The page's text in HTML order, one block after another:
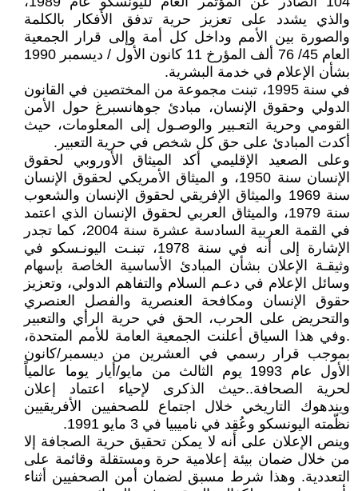
والذي يشدد على تعزيز حرية تدفق الأفكار بالكلمة
والصورة بين الأمم وداخل كل أمة وإلى قرار الجمعية
العام 45/ 76 ألف المؤرخ 11 كانون الأول / ديسمبر 1990
بشأن الإعلام في خدمة البشرية.
في سنة 1995، تبنت مجموعة من المختصين في القانون
الدولي وحقوق الإنسان، مبادئ جوهانسبرغ حول الأمن
القومي وحرية التعـبير والوصـول إلى المعلومات، حيث
أكدت المبادئ على حق كل شخص في حرية التعبير.
وعلى الصعيد الإقليمي أكد الميثاق الأوروبي لحقوق
الإنسان سنة 1950، و الميثاق الأمريكي لحقوق الإنسان
سنة 1969 والميثاق الإفريقي لحقوق الإنسان والشعوب
سنة 1979، والميثاق العربي لحقوق الإنسان الذي اعتمد
في القمة العربية السادسة عشرة سنة 2004، كما تجدر
الإشارة إلى أنه في سنة 1978، تبنـت اليونـسكو في
وثيقـة الإعلان بشأن المبادئ الأساسية الخاصة بإسهام
وسائل الإعلام في دعـم السلام والتفاهم الدولي، وتعزيز
حقوق الإنسان ومكافحة العنصرية والفصل العنصري
والتحريض على الحرب، الحق في حرية الرأي والتعبير
.وفي هذا السياق أعلنت الجمعية العامة للأمم المتحدة،
بموجب قرار رسمي في العشرين من ديسمبر/كانون
الأول عام 1993 يوم الثالث من مايو/أيار يوما عالمياً
لحرية الصحافة..حيث الذكرى لإحياء اعتماد إعلان
ويندهوك التاريخي خلال اجتماع للصحفيين الأفريقيين
نظّمته اليونسكو وعُقِد في ناميبيا في 3 مايو 1991.
وينص الإعلان على أنه لا يمكن تحقيق حرية الصجافة إلا
من خلال ضمان بيئة إعلامية حرة ومستقلة وقائمة على
التعددية. وهذا شرط مسبق لضمان أمن الصحفيين أثناء